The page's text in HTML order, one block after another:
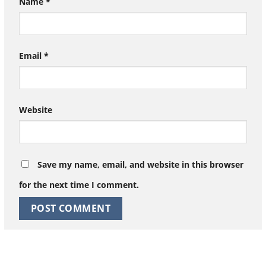
Email *
Website
Save my name, email, and website in this browser
for the next time I comment.